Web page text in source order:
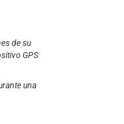
de su
GPS
una